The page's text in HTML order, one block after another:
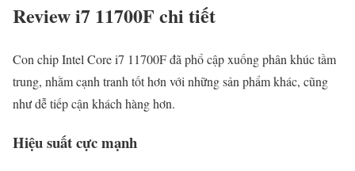
Review i7 11700F chi tiết
Con chip Intel Core i7 11700F đã phổ cập xuống phân khúc tầm
trung, nhằm cạnh tranh tốt hơn với những sản phẩm khác, cũng
như dễ tiếp cận khách hàng hơn.
Hiệu suất cực mạnh